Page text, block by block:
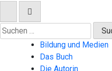
Suchen
nach:
Bildung und Medien
Das Buch
Die Autorin